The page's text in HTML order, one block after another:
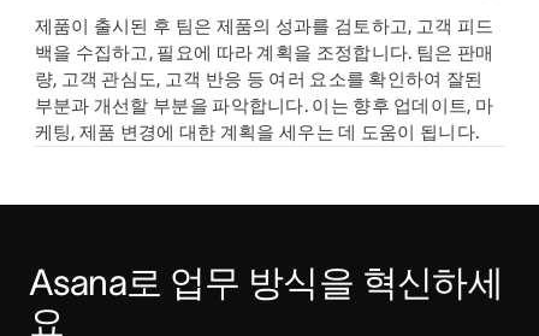
제품이 출시된 후 팀은 제품의 성과를 검토하고, 고객 피드
백을 수집하고, 필요에 따라 계획을 조정합니다. 팀은 판매
량, 고객 관심도, 고객 반응 등 여러 요소를 확인하여 잘된
부분과 개선할 부분을 파악합니다. 이는 향후 업데이트, 마
케팅, 제품 변경에 대한 계획을 세우는 데 도움이 됩니다.
Asana로 업무 방식을 혁신하세
요